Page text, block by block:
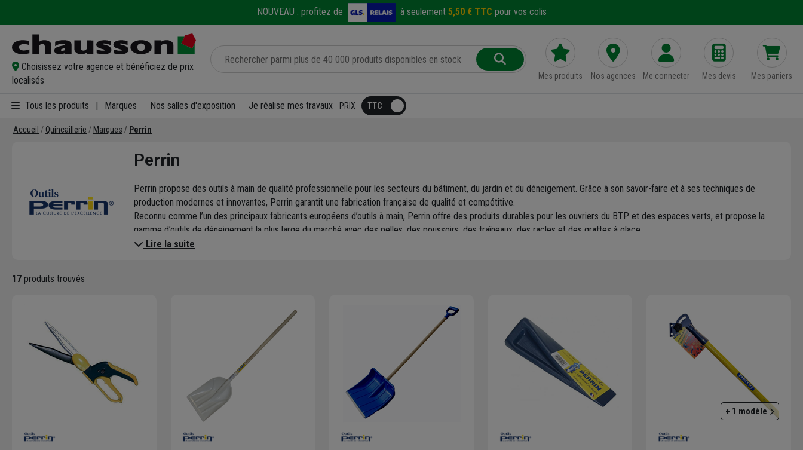
NOUVEAU : profitez de à seulement 5,50 € TTC pour vos colis
Choisissez votre agence et bénéficiez de prix
localisés
Mes produits Nos agences Me connecter Mes devis Mes paniers
Tous les produits Marques Nos salles d'exposition Je réalise mes travaux PRIX
Accueil Quincaillerie Marques Perrin
Perrin
Perrin propose des outils à main de qualité professionnelle pour les secteurs du bâtiment, du jardin et du déneigement. Grâce à son savoir-faire et à ses techniques de
production modernes et innovantes, Perrin garantit une fabrication française de qualité et compétitive.
Reconnu comme l’un des principaux fabricants européens d’outils à main, Perrin offre des produits durables pour les ouvriers du BTP et des espaces verts, et propose la
gamme d’outils de déneigement la plus large du marché avec des pelles, des poussoirs, des traîneaux, des racles et des grattes à glace.
Pour un tarif raisonnable, faites le choix d'un outil résistant qui vous donnera entière satisfaction, et pour longtemps, avec un outil Perrin.
Lire la suite
17 produits trouvés
+ 1 modèle